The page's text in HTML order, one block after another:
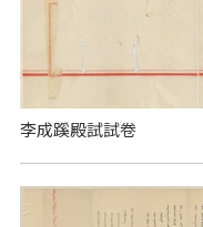
李成蹊殿試試卷